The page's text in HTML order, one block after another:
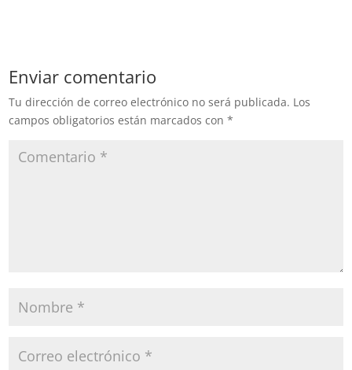
Enviar comentario
Tu dirección de correo electrónico no será publicada. Los
campos obligatorios están marcados con*